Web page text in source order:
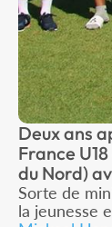
Deux ans
France
du Nord)
Sorte de
la jeunesse